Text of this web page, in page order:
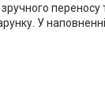
переносу
У наповненні